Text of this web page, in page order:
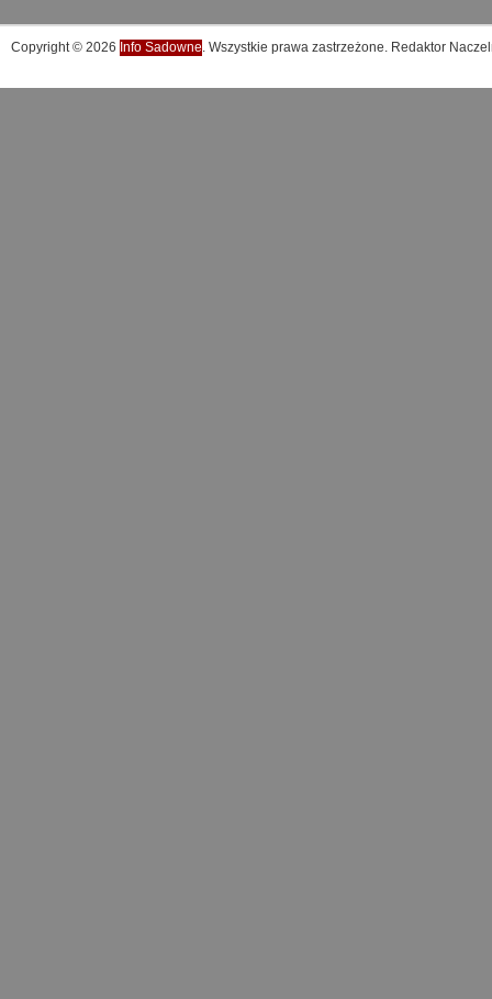
Copyright © 2026 Info Sadowne. Wszystkie prawa zastrzeżone. Redaktor